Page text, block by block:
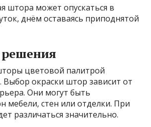
штора может опускаться в
днём оставаясь приподнятой
цветовой палитрой
Выбор окраски штор зависит от
Они могут быть
мебели, стен или отделки. При
различаться значительно.